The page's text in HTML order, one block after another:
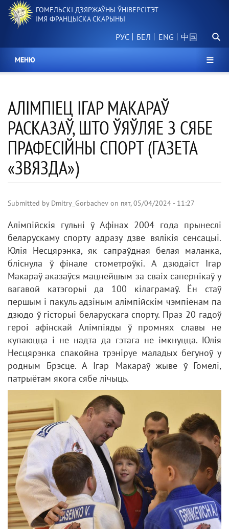
Перайсці
асноўнага
ГОМЕЛЬСКІ ДЗЯРЖАЎНЫ ЎНІВЕРСІТЭТ
ІМЯ ФРАНЦЫСКА СКАРЫНЫ
РУС БЕЛ 中国
МЕНЮ
АЛІМПІЕЦ ІГАР МАКАРАЎ
РАСКАЗАЎ, ШТО ЎЯЎЛЯЕ З СЯБЕ
ПРАФЕСІЙНЫ СПОРТ (ГАЗЕТА
«ЗВЯЗДА»)
Submitted by Dmitry_Gorbachev on пят, 05/04/2024 - 11:27
Алімпійскія гульні ў Афінах 2004 года прынеслі
беларускаму спорту адразу дзве вялікія сенсацыі.
Юлія Несцярэнка, як сапраўдная белая маланка,
бліснула ў фінале стометроўкі. А дзюдаіст Ігар
Макараў аказаўся мацнейшым за сваіх сапернікаў у
вагавой катэгорыі да 100 кілаграмаў. Ён стаў
першым і пакуль адзіным алімпійскім чэмпіёнам па
дзюдо ў гісторыі беларускага спорту. Праз 20 гадоў
героі афінскай Алімпіяды ў промнях славы не
купаюцца і не надта да гэтага не імкнуцца. Юлія
Несцярэнка спакойна трэніруе маладых бегуноў у
родным Брэсце. А Ігар Макараў жыве ў Гомелі,
патрыётам якога сябе лічыць.